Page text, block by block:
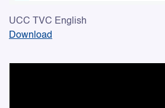
UCC TVC English
Download